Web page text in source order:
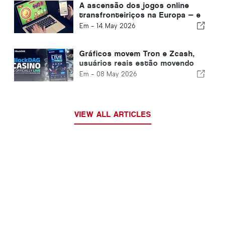
A ascensão dos jogos online
transfronteiriços na Europa — e
o que isso significa para os
Em - 14 May 2026
Gráficos movem Tron e Zcash,
usuários reais estão movendo
BlockDag: o primeiro cassino de
Em - 08 May 2026
VIEW ALL ARTICLES